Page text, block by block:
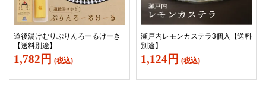
道後湯けむりぷりんろーるけーき
【送料別途】
1,782円 (税込)
瀬戸内レモンカステラ3個入【送料
別途】
1,124円 (税込)